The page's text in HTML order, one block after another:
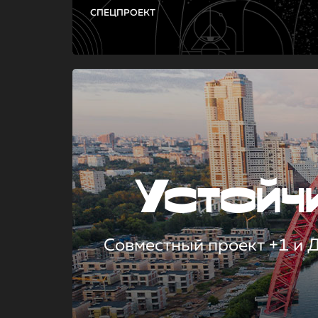
СПЕЦПРОЕКТ
Совместный проект +1 и